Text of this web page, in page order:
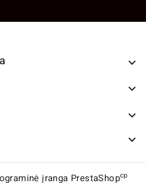




įranga PrestaShopcp